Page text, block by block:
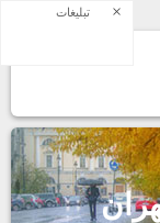
تبلیغات ×